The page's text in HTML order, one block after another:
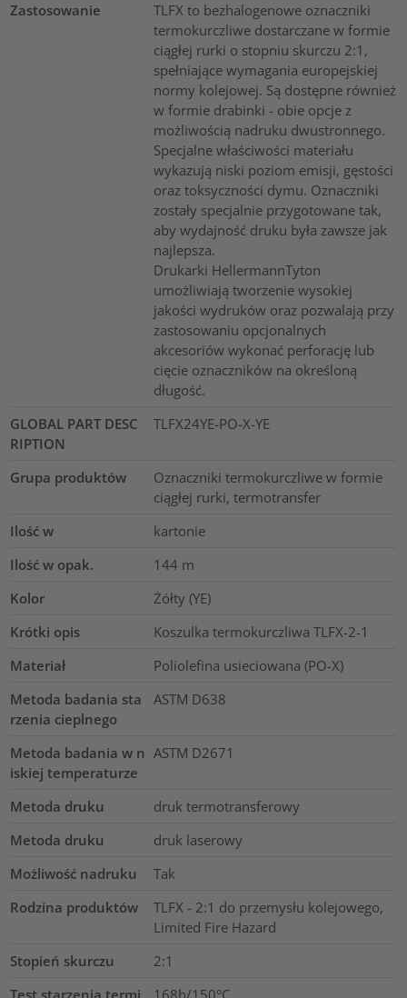
Zastosowanie
TLFX to bezhalogenowe oznaczniki
termokurczliwe dostarczane w formie
ciągłej rurki o stopniu skurczu 2:1,
spełniające wymagania europejskiej
normy kolejowej. Są dostępne również
w formie drabinki - obie opcje z
możliwością nadruku dwustronnego.
Specjalne właściwości materiału
wykazują niski poziom emisji, gęstości
oraz toksyczności dymu. Oznaczniki
zostały specjalnie przygotowane tak,
aby wydajność druku była zawsze jak
najlepsza.
Drukarki HellermannTyton
umożliwiają tworzenie wysokiej
jakości wydruków oraz pozwalają przy
zastosowaniu opcjonalnych
akcesoriów wykonać perforację lub
cięcie oznaczników na określoną
długość.
GLOBAL PART DESC
RIPTION
TLFX24YE-PO-X-YE
Grupa produktów
Oznaczniki termokurczliwe w formie
ciągłej rurki, termotransfer
Ilość w
kartonie
Ilość w opak.
144 m
Kolor
Żółty (YE)
Krótki opis
Koszulka termokurczliwa TLFX-2-1
Materiał
Poliolefina usieciowana (PO-X)
Metoda badania sta
rzenia cieplnego
ASTM D638
Metoda badania w n
iskiej temperaturze
ASTM D2671
Metoda druku
druk termotransferowy
Metoda druku
druk laserowy
Możliwość nadruku
Tak
Rodzina produktów
TLFX - 2:1 do przemysłu kolejowego,
Limited Fire Hazard
Stopień skurczu
2:1